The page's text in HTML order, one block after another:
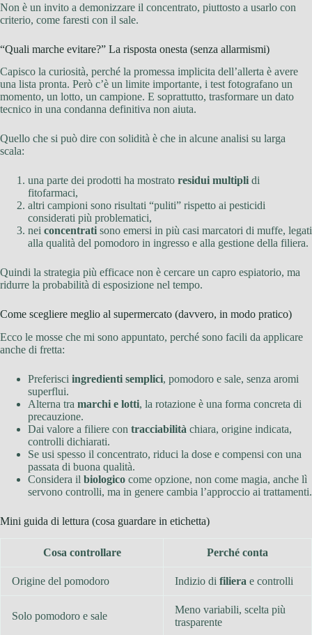
Non è un invito a demonizzare il concentrato, piuttosto a usarlo con
criterio, come faresti con il sale.
“Quali marche evitare?” La risposta onesta (senza allarmismi)
Capisco la curiosità, perché la promessa implicita dell’allerta è avere
una lista pronta. Però c’è un limite importante, i test fotografano un
momento, un lotto, un campione. E soprattutto, trasformare un dato
tecnico in una condanna definitiva non aiuta.
Quello che si può dire con solidità è che in alcune analisi su larga
scala:
una parte dei prodotti ha mostrato residui multipli di
fitofarmaci,
altri campioni sono risultati “puliti” rispetto ai pesticidi
considerati più problematici,
nei concentrati sono emersi in più casi marcatori di muffe, legati
alla qualità del pomodoro in ingresso e alla gestione della filiera.
Quindi la strategia più efficace non è cercare un capro espiatorio, ma
ridurre la probabilità di esposizione nel tempo.
Come scegliere meglio al supermercato (davvero, in modo pratico)
Ecco le mosse che mi sono appuntato, perché sono facili da applicare
anche di fretta:
Preferisci ingredienti semplici, pomodoro e sale, senza aromi
superflui.
Alterna tra marchi e lotti, la rotazione è una forma concreta di
precauzione.
Dai valore a filiere con tracciabilità chiara, origine indicata,
controlli dichiarati.
Se usi spesso il concentrato, riduci la dose e compensi con una
passata di buona qualità.
Considera il biologico come opzione, non come magia, anche lì
servono controlli, ma in genere cambia l’approccio ai trattamenti.
Mini guida di lettura (cosa guardare in etichetta)
Cosa controllare Perché conta
Origine del pomodoro Indizio di filiera e controlli
Solo pomodoro e sale
Meno variabili, scelta più
trasparente